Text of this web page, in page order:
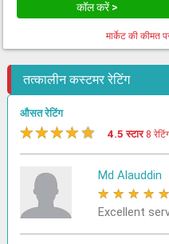
कॉल करें >
मार्केट की कीमत
तत्कालीन कस्टमर रेटिंग
औसत रेटिंग
★★★★★ 4.5 स्टार 8
Md Alauddin
★ ★ ★ ★ ★
Excellent